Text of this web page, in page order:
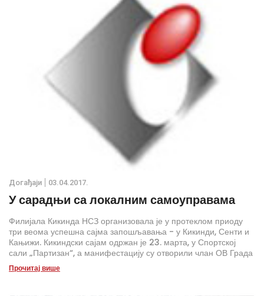
Дoгађаjи 03.04.2017.
У сарадњи са локалним самоуправама
Филијала Кикинда НСЗ организовала је у протеклом приоду
три веома успешна сајма запошљавања - у Кикинди, Сенти и
Кањижи. Кикиндски сајам одржан је 23. марта, у Спортској
сали „Партизан“, а манифестацију су отворили члан ОВ Града
Кикинда Миодраг Булајић и директорка кикиндске филијале
НСЗ Јелена Митровић.
Прочитај више